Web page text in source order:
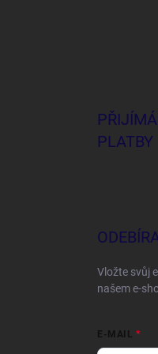
PLATBY
Vložte svůj
našem e-
E-MAIL